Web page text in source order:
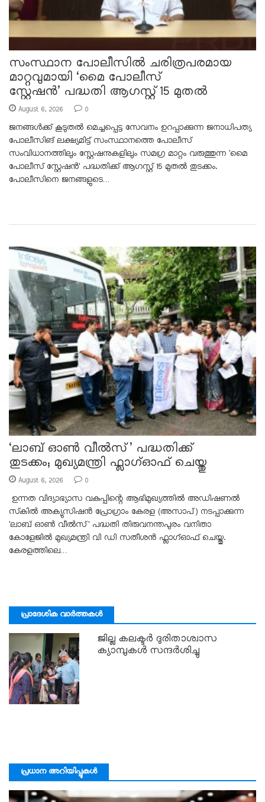
സംസ്ഥാന പോലീസിൽ ചരിത്രപരമായ
മാറ്റവുമായി ‘മൈ പോലീസ്
സ്റ്റേഷൻ’ പദ്ധതി ആഗസ്റ്റ് 15 മുതൽ
August 6, 2026 0
ജനങ്ങൾക്ക് കൂടുതൽ മെച്ചപ്പെട്ട സേവനം ഉറപ്പാക്കുന്ന ജനാധിപത്യ
പോലീസിങ് ലക്ഷ്യമിട്ട് സംസ്ഥാനത്തെ പോലീസ്
സംവിധാനത്തിലും സ്റ്റേഷനുകളിലും സമഗ്ര മാറ്റം വരുത്തുന്ന 'മൈ
പോലീസ് സ്റ്റേഷൻ' പദ്ധതിക്ക് ആഗസ്റ്റ് 15 മുതൽ തുടക്കം.
പോലീസിനെ ജനങ്ങളുടെ…
‘ലാബ് ഓൺ വീൽസ്’ പദ്ധതിക്ക്
തുടക്കം; മുഖ്യമന്ത്രി ഫ്ലാഗ്ഓഫ് ചെയ്തു
August 6, 2026 0
ഉന്നത വിദ്യാഭ്യാസ വകുപ്പിന്റെ ആഭിമുഖ്യത്തിൽ അഡിഷണൽ
സ്‌കിൽ അക്യുസിഷൻ പ്രോഗ്രാം കേരള (അസാപ്) നടപ്പാക്കുന്ന
'ലാബ് ഓൺ വീൽസ്' പദ്ധതി തിരുവനന്തപുരം വനിതാ
കോളേജിൽ മുഖ്യമന്ത്രി വി ഡി സതീശൻ ഫ്ലാഗ്ഓഫ് ചെയ്തു.
കേരളത്തിലെ…
പ്രാദേശിക വാർത്തകൾ
ജില്ല കലക്ടര്‍ ദുരിതാശ്വാസ
ക്യാമ്പുകള്‍ സന്ദര്‍ശിച്ചു
പ്രധാന അറിയിപ്പുകൾ